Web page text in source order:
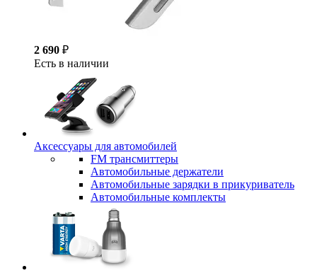
2 690 ₽
Есть в наличии
Аксессуары для автомобилей
FM трансмиттеры
Автомобильные держатели
Автомобильные зарядки в прикуриватель
Автомобильные комплекты